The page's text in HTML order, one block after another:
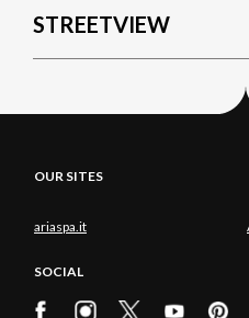
STREETVIEW
OUR SITES
ariaspa.it
SOCIAL